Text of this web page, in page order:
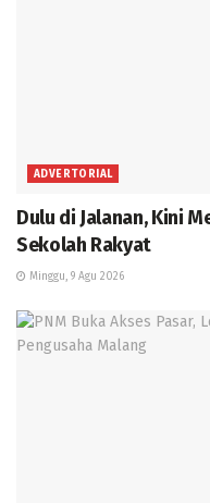
ADVERTORIAL
Dulu di Jalanan, Kini
Sekolah Rakyat
Minggu, 9 Agu 2026